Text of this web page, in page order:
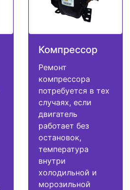
Компрессор
Ремонт
компрессора
потребуется в тех
случаях, если
двигатель
работает без
остановок,
температура
внутри
холодильной и
морозильной